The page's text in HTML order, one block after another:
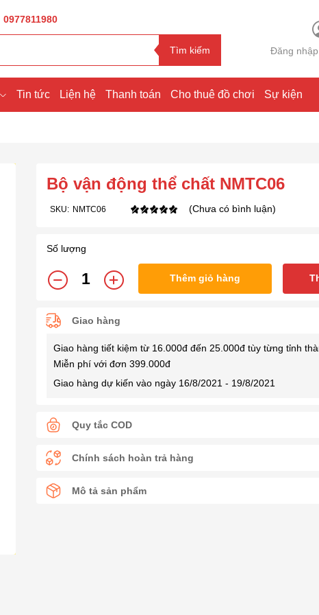
0977811980
Tìm kiếm Đăng nhập
Tin tức Liện hệ Thanh toán Cho thuê đồ chơi Sự kiện
Bộ vận động thể chất NMTC06
SKU: NMTC06 (Chưa có bình luận)
Số lượng
Thêm giỏ hàng
Giao hàng
Giao hàng tiết kiệm từ 16.000đ đến 25.000đ tùy từng tỉnh
Miễn phí với đơn 399.000đ
Giao hàng dự kiến vào ngày 16/8/2021 - 19/8/2021
Quy tắc COD
Chính sách hoàn trả hàng
Mô tả sản phẩm